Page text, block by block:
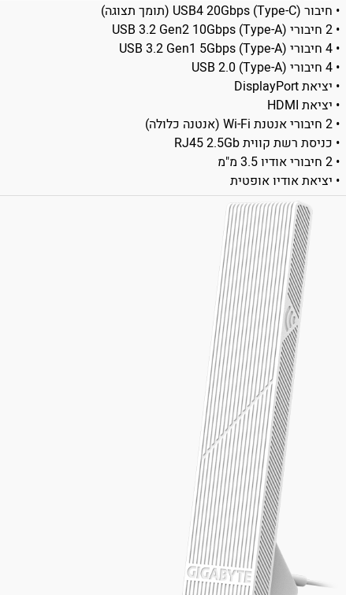
• חיבור USB4 20Gbps (Type-C) (תומך תצוגה)
• 2 חיבורי USB 3.2 Gen2 10Gbps (Type-A)
• 4 חיבורי USB 3.2 Gen1 5Gbps (Type-A)
• 4 חיבורי USB 2.0 (Type-A)
• יציאת DisplayPort
• יציאת HDMI
• 2 חיבורי אנטנת Wi-Fi (אנטנה כלולה)
• כניסת רשת קווית RJ45 2.5Gb
• 2 חיבורי אודיו 3.5 מ"מ
• יציאת אודיו אופטית